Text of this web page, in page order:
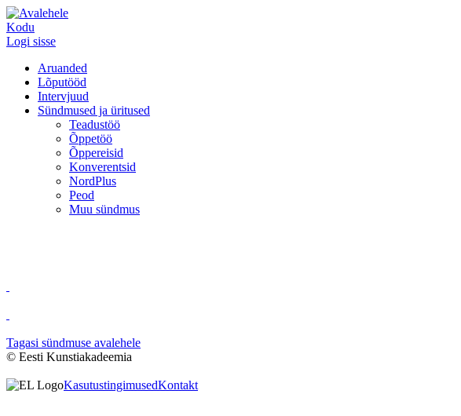
Kodu
Logi sisse
Aruanded
Lõputööd
Intervjuud
Sündmused ja üritused
Teadustöö
Õppetöö
Õppereisid
Konverentsid
NordPlus
Peod
Muu sündmus
Tagasi sündmuse avalehele
© Eesti Kunstiakadeemia
KasutustingimusedKontakt